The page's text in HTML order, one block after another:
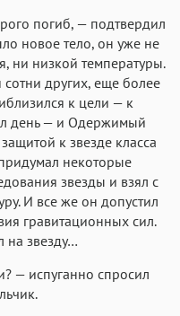
погиб, — подтвердил
новое тело, он уже не
ни низкой температуры.
других, еще более
к цели — к
день — и Одержимый
к звезде класса
некоторые
звезды и взял с
И все же он допустил
гравитационных сил.
на звезду…
— испуганно спросил